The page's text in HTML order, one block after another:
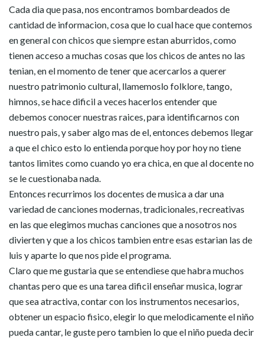
Cada dia que pasa, nos encontramos bombardeados de
cantidad de informacion, cosa que lo cual hace que contemos
en general con chicos que siempre estan aburridos, como
tienen acceso a muchas cosas que los chicos de antes no las
tenian, en el momento de tener que acercarlos a querer
nuestro patrimonio cultural, llamemoslo folklore, tango,
himnos, se hace dificil a veces hacerlos entender que
debemos conocer nuestras raices, para identificarnos con
nuestro pais, y saber algo mas de el, entonces debemos llegar
a que el chico esto lo entienda porque hoy por hoy no tiene
tantos limites como cuando yo era chica, en que al docente no
se le cuestionaba nada.
Entonces recurrimos los docentes de musica a dar una
variedad de canciones modernas, tradicionales, recreativas
en las que elegimos muchas canciones que a nosotros nos
divierten y que a los chicos tambien entre esas estarian las de
luis y aparte lo que nos pide el programa.
Claro que me gustaria que se entendiese que habra muchos
chantas pero que es una tarea dificil enseñar musica, lograr
que sea atractiva, contar con los instrumentos necesarios,
obtener un espacio fisico, elegir lo que melodicamente el niño
pueda cantar, le guste pero tambien lo que el niño pueda decir